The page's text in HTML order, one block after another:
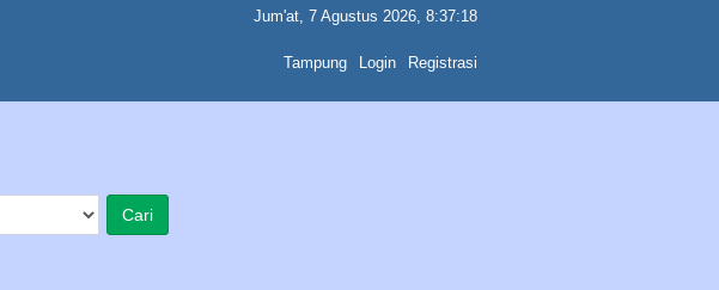
Jum'at, 7 Agustus 2026, 8:37:18
Tampung Login Registrasi